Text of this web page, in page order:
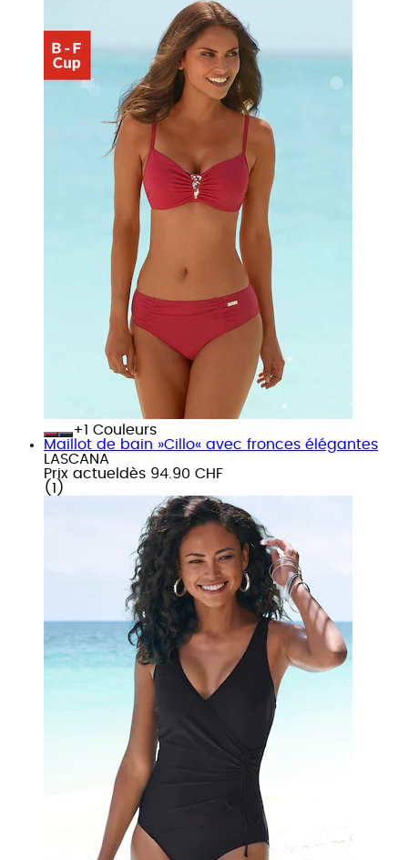
+
Couleurs
Maillot de bain »Cillo« avec fronces élégantes
LASCANA
Prix actuel dès 94.90 CHF
( 1 )